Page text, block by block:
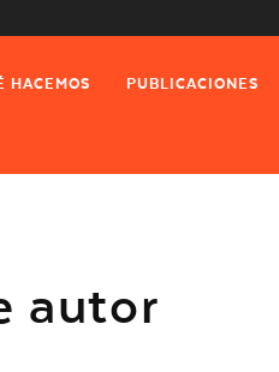
HACEMOS PUBLICACIONES
autor